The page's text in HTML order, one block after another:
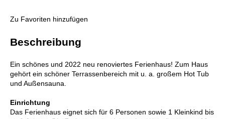
Zu Favoriten hinzufügen
Beschreibung
Ein schönes und 2022 neu renoviertes Ferienhaus! Zum Haus
gehört ein schöner Terrassenbereich mit u. a. großem Hot Tub
und Außensauna.
Einrichtung
Das Ferienhaus eignet sich für 6 Personen sowie 1 Kleinkind bis